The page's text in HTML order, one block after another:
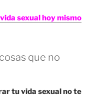
sexual hoy mismo
que no
tu vida sexual no te